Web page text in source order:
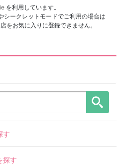
を利用しています。
シークレットモードでご利用の場合は
をお気に入りに登録できません。
す
探す